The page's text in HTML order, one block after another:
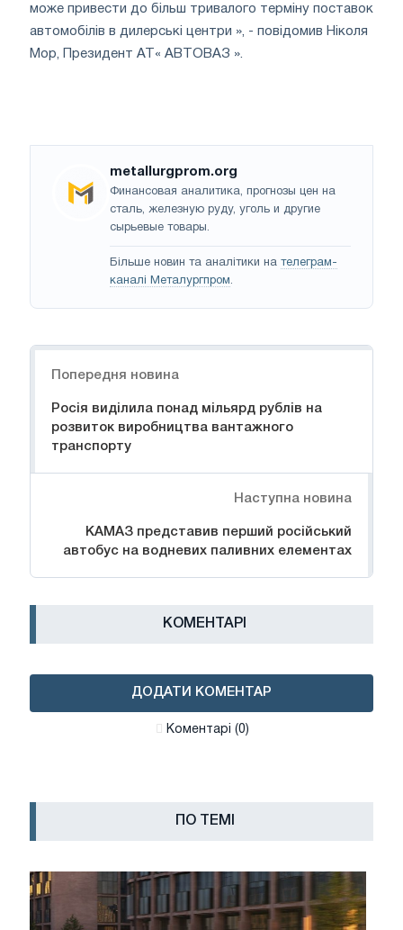
може привести до більш тривалого терміну поставок
автомобілів в дилерські центри », - повідомив Ніколя
Мор, Президент АТ« АВТОВАЗ ».
metallurgprom.org
Финансовая аналитика, прогнозы цен на
сталь, железную руду, уголь и другие
сырьевые товары.
Більше новин та аналітики на телеграм-
каналі Металургпром.
Попередня новина
Росія виділила понад мільярд рублів на
розвиток виробництва вантажного
транспорту
Наступна новина
КАМАЗ представив перший російський
автобус на водневих паливних елементах
КОМЕНТАРІ
ДОДАТИ КОМЕНТАР
Коментарі (0)
ПО ТЕМІ